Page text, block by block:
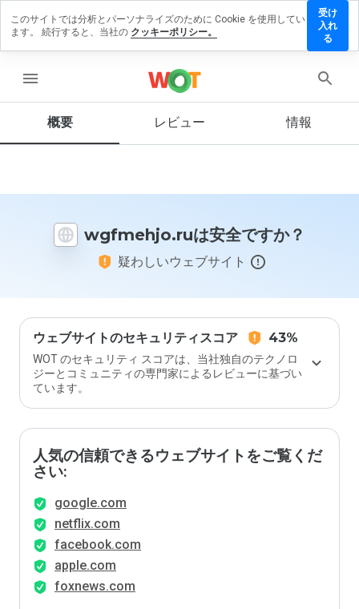
menu
概要 レビュー 情報
wgfmehjo.ruは安全ですか？
疑わしいウェブサイト
ウェブサイトのセキュリティスコア 43%
WOT のセキュリティ スコアは、当社独自のテクノロ
ジーとコミュニティの専門家によるレビューに基づい
ています。
人気の信頼できるウェブサイトをご覧くだ
さい:
google.com
netflix.com
facebook.com
apple.com
foxnews.com
ビュー
す
この
イト
価し
ます
か？
このサイトでは分析とパーソナライズのために Cookie を使用してい
ます。 続行すると、当社の クッキーポリシー。
受け
入れ
る